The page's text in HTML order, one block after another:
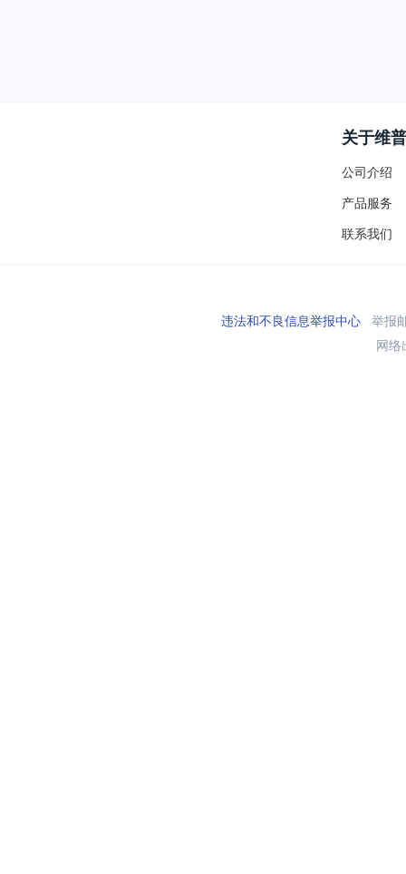
关于维普
公司介绍
产品服务
联系我们
违法和不良信息举报中心举报
网